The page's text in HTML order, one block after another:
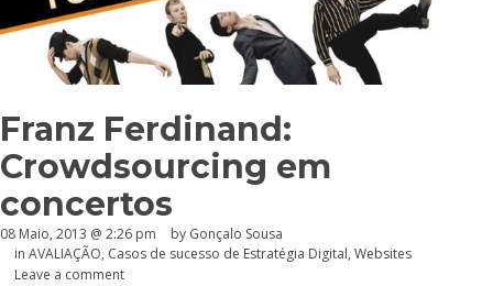
Franz Ferdinand:
Crowdsourcing em
concertos
08 Maio, 2013 @ 2:26 pm by Gonçalo Sousa
in AVALIAÇÃO, Casos de sucesso de Estratégia Digital, Websites
Leave a comment